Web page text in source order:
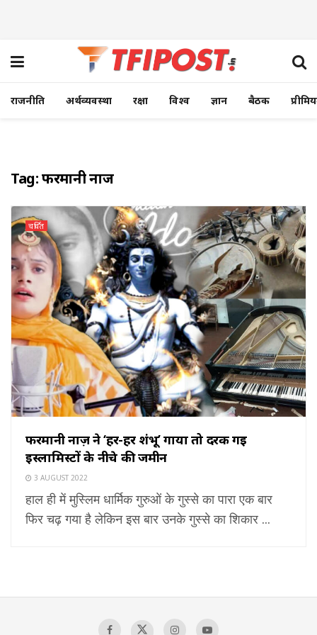
राजनीति अर्थव्यवस्था रक्षा विश्व ज्ञान बैठक
Tag:फरमानी नाज
चर्चित
फरमानी नाज़ ने ‘हर-हर शंभू’ गाया तो दरक गई
इस्लामिस्टों के नीचे की जमीन
3 AUGUST 2022
हाल ही में मुस्लिम धार्मिक गुरुओं के गुस्से का पारा एक बार
फिर चढ़ गया है लेकिन इस बार उनके गुस्से का शिकार ...